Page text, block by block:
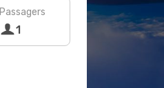
Passagers
1